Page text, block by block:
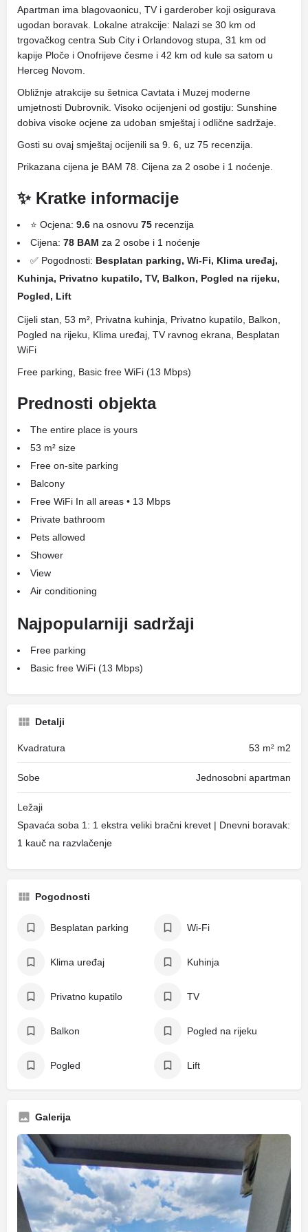
Apartman ima blagovaonicu, TV i garderober koji osigurava
ugodan boravak. Lokalne atrakcije: Nalazi se 30 km od
trgovačkog centra Sub City i Orlandovog stupa, 31 km od
kapije Ploče i Onofrijeve česme i 42 km od kule sa satom u
Herceg Novom.
Obližnje atrakcije su šetnica Cavtata i Muzej moderne
umjetnosti Dubrovnik. Visoko ocijenjeni od gostiju: Sunshine
dobiva visoke ocjene za udoban smještaj i odlične sadržaje.
Gosti su ovaj smještaj ocijenili sa 9. 6, uz 75 recenzija.
Prikazana cijena je BAM 78. Cijena za 2 osobe i 1 noćenje.
✨ Kratke informacije
⭐ Ocjena: 9.6 na osnovu 75 recenzija
Cijena: 78 BAM za 2 osobe i 1 noćenje
✅ Pogodnosti: Besplatan parking, Wi-Fi, Klima uređaj,
Kuhinja, Privatno kupatilo, TV, Balkon, Pogled na rijeku,
Pogled, Lift
Cijeli stan, 53 m², Privatna kuhinja, Privatno kupatilo, Balkon,
Pogled na rijeku, Klima uređaj, TV ravnog ekrana, Besplatan
WiFi
Free parking, Basic free WiFi (13 Mbps)
Prednosti objekta
The entire place is yours
53 m² size
Free on-site parking
Balcony
Free WiFi In all areas • 13 Mbps
Private bathroom
Pets allowed
Shower
View
Air conditioning
Najpopularniji sadržaji
Free parking
Basic free WiFi (13 Mbps)
Detalji
Kvadratura 53 m² m2
Sobe Jednosobni apartman
Ležaji
Spavaća soba 1: 1 ekstra veliki bračni krevet | Dnevni boravak:
1 kauč na razvlačenje
Pogodnosti
Besplatan parking Wi-Fi
Klima uređaj Kuhinja
Privatno kupatilo TV
Balkon Pogled na rijeku
Pogled Lift
Galerija